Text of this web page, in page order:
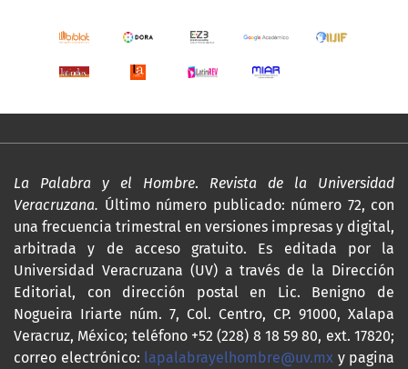
La Palabra y el Hombre. Revista de la Universidad
Veracruzana. Último número publicado: número 72, con
una frecuencia trimestral en versiones impresas y digital,
arbitrada y de acceso gratuito. Es editada por la
Universidad Veracruzana (UV) a través de la Dirección
Editorial, con dirección postal en Lic. Benigno de
Nogueira Iriarte núm. 7, Col. Centro, CP. 91000, Xalapa
Veracruz, México; teléfono +52 (228) 8 18 59 80, ext. 17820;
correo electrónico: lapalabrayelhombre@uv.mx y pagina